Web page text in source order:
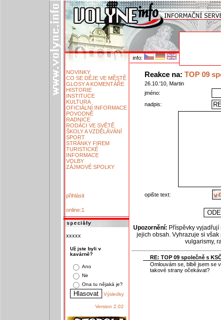
info:
NOVINKY
CO SE DĚJE VE MĚSTĚ
GLOSY A KOMENTÁŘE
HISTORIE
INSTITUCE
KULTURA
OFICIÁLNÍ INFORMACE
POVODNĚ
RADNICE
RODÁCI VE SVĚTĚ
ŠKOLY A VZDĚLÁVÁNÍ
SPORT
STRÁNKY FIREM
TURISTICKÉ
INFORMACE
VOLBY
ZÁJMOVÉ SPOLKY
přihlásit
online:1
xxxxx
Už jste byli v
kavárně?
Ano
Ne
Ona tu nějaká je?
Výsledky
Version 2.02
Reakce na: TOP 09
26.10.'10, Martin
jméno:
nadpis:
opište text:
Upozornění: Příspěvky
jejich obsah. Vyhrazuje si
vulgarismy,
RE: TOP 09 společně s
Omlouvám se, blbě jsem se
takové strany očekávat?